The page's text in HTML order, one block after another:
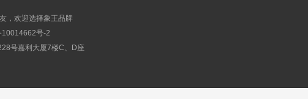
，欢迎选择象王品牌
10014662号-2
号嘉利大厦7楼C、D座